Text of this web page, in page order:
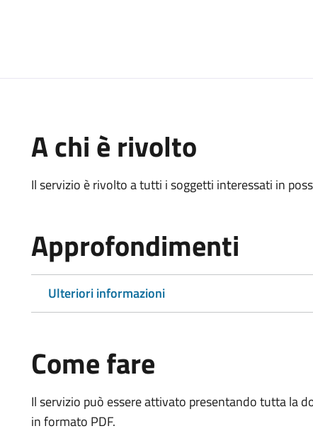
A chi è rivolto
Il servizio è rivolto a tutti i soggetti interessati in
Approfondimenti
Ulteriori informazioni
Come fare
Il servizio può essere attivato presentando tutta la
in formato PDF.